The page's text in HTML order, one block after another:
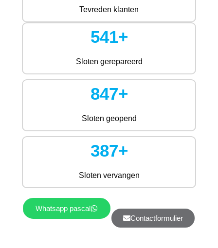
Tevreden klanten
541+
Sloten gerepareerd
847+
Sloten geopend
387+
Sloten vervangen
Whatsapp pascal
Contactformulier